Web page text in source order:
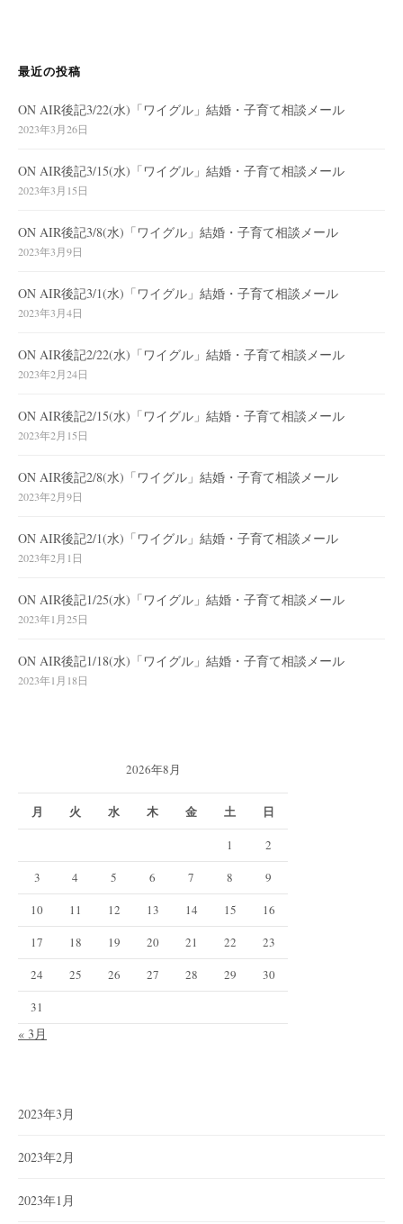
最近の投稿
ON AIR後記3/22(水)「ワイグル」結婚・子育て相談メール
2023年3月26日
ON AIR後記3/15(水)「ワイグル」結婚・子育て相談メール
2023年3月15日
ON AIR後記3/8(水)「ワイグル」結婚・子育て相談メール
2023年3月9日
ON AIR後記3/1(水)「ワイグル」結婚・子育て相談メール
2023年3月4日
ON AIR後記2/22(水)「ワイグル」結婚・子育て相談メール
2023年2月24日
ON AIR後記2/15(水)「ワイグル」結婚・子育て相談メール
2023年2月15日
ON AIR後記2/8(水)「ワイグル」結婚・子育て相談メール
2023年2月9日
ON AIR後記2/1(水)「ワイグル」結婚・子育て相談メール
2023年2月1日
ON AIR後記1/25(水)「ワイグル」結婚・子育て相談メール
2023年1月25日
ON AIR後記1/18(水)「ワイグル」結婚・子育て相談メール
2023年1月18日
2026年8月
月 火 水 木 金 土 日
1
2
3
4 5 6 7 8
9
10
11 12 13 14 15
16
17
18 19 20 21 22
23
24
25 26 27 28 29
30
31
« 3月
2023年3月
2023年2月
2023年1月